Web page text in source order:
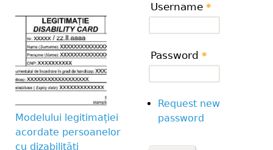
Modelului legitimației
acordate persoanelor
cu dizabilități
Username *
Password *
Request new
password